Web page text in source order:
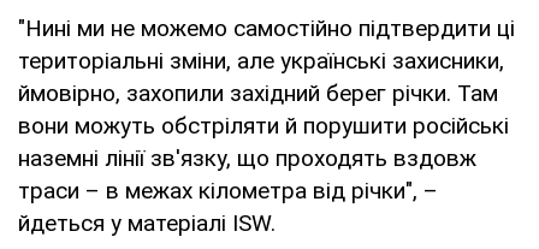
"Нині ми не можемо самостійно підтвердити ці
територіальні зміни, але українські захисники,
ймовірно, захопили західний берег річки. Там
вони можуть обстріляти й порушити російські
наземні лінії зв'язку, що проходять вздовж
траси – в межах кілометра від річки", –
йдеться у матеріалі ISW.